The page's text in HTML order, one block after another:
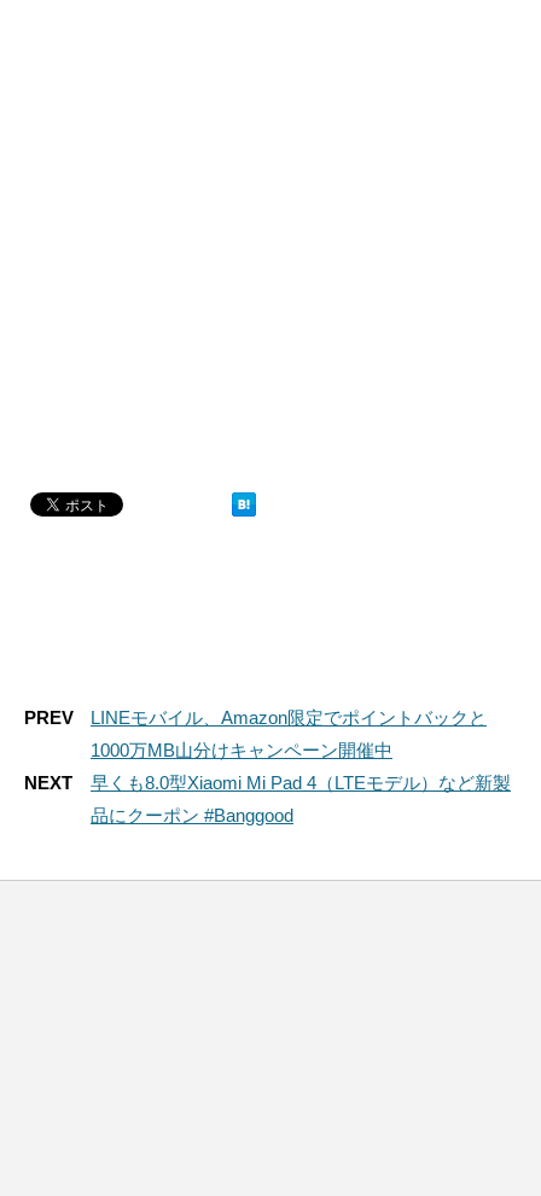
PREV
LINEモバイル、Amazon限定でポイントバックと
1000万MB山分けキャンペーン開催中
NEXT
早くも8.0型Xiaomi Mi Pad 4（LTEモデル）など新製
品にクーポン #Banggood